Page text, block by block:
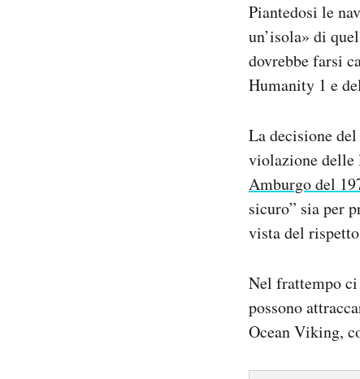
Piantedosi le
un’isola» di
dovrebbe farsi
Humanity 1 e
La decisione
violazione
Amburgo del
sicuro” sia per
vista del
Nel frattempo
possono
Ocean Viking,